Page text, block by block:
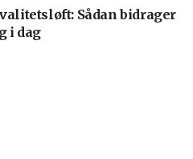
Sådan bidrager
i dag